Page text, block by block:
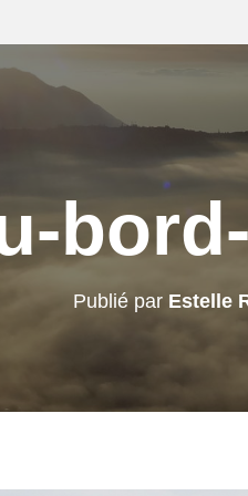
Publié par Estelle